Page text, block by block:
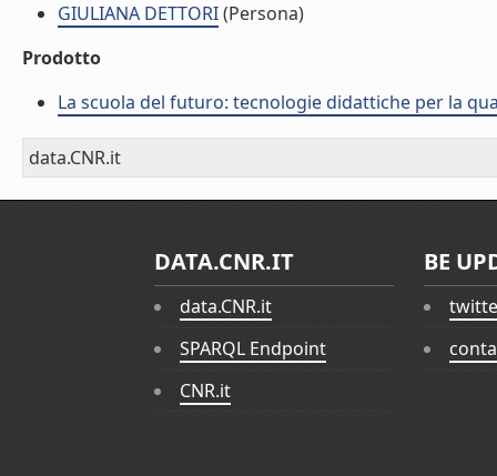
GIULIANA DETTORI(Persona)
Prodotto
La scuola del futuro: tecnologie didattiche per la
data.CNR.it
DATA.CNR.IT
data.CNR.it
SPARQL Endpoint
CNR.it
BE